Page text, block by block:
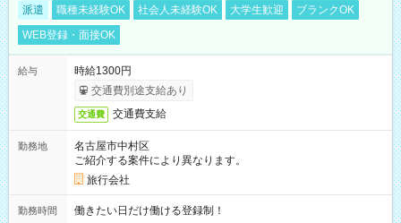
派遣 職種未経験OK 社会人未経験OK 大学生歓迎
ブランクOK
WEB登録・面接OK
給与
時給1300円
交通費別途支給あり
交通費 交通費支給
勤務地
名古屋市中村区
ご紹介する案件により異なります。
旅行会社
勤務時間 働きたい日だけ働ける登録制！